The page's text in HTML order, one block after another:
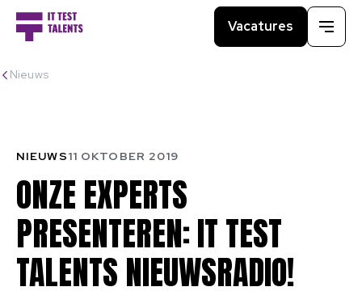
Vacatures
Menu
Nieuws
ONZE EXPERTS
PRESENTEREN:ITTEST
TALENTS NIEUWSRADIO!
NIEUWS11 OKTOBER 2019